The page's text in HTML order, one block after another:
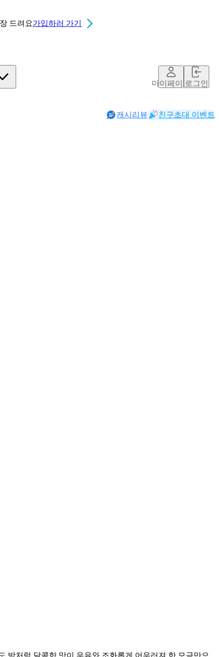
드려요가입하러 가기
마이페이지로그인
캐시리뷰 친구초대 이벤트
밤처럼 달콤한 맛이 우유와 조화롭게 어우러져 한 모금만으